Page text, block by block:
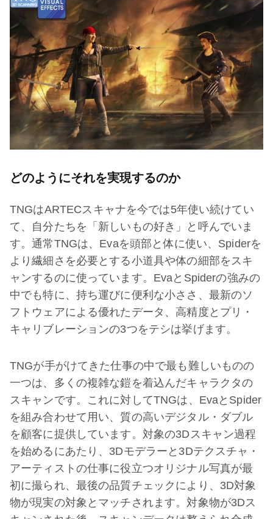
どのようにそれを実現するのか
TNGはARTECスキャナを今では5年使い続けてい
て、自分たちを「新しいもの好き」と呼んでいま
す。通常TNGは、Evaを頭部と体に使い、Spiderを
より繊細さを必要とする小道具や体の細部をスキ
ャンするのに使っています。EvaとSpiderの強みの
中でも特に、持ち運びに便利な小ささ、最新のソ
フトウェアによる優れたデータ、高精度とプリ・
キャリブレーションの3つをテシは挙げます。
TNGが手がけてきた仕事の中で最も難しいものの
一つは、多くの複雑な鎧を着込んだキャラクタの
スキャンです。これに対してTNGは、EvaとSpider
を組み合わせて用い、質の高いデジタル・ダブル
を顧客に提供しています。対象の3Dスキャン過程
を始めるにあたり、3Dモデラーと3Dテクスチャ・
アーティストの仕事に役立つオリジナル写真が最
初に撮られ、最後の品質チェックにより、3D対象
物が現実の対象とマッチされます。対象物が3Dス